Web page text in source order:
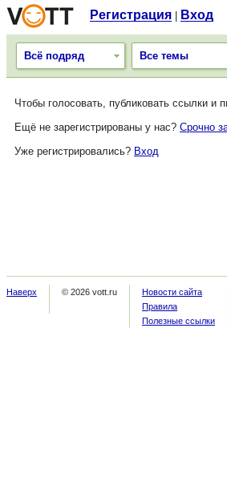
Регистрация Вход
Всё подряд Все темы
Чтобы голосовать, публиковать ссылки и
Ещё не зарегистрированы у нас? Срочно
Уже регистрировались? Вход
Наверх © 2026 vott.ru
Новости сайта
Правила
Полезные ссылки